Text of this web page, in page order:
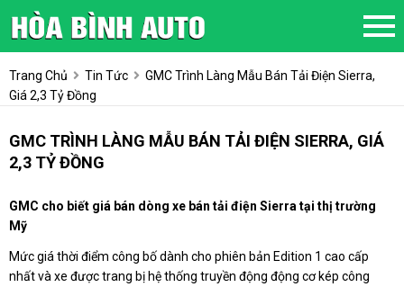
Trang Chủ Tin Tức
GMC Trình Làng Mẫu Bán Tải Điện Sierra,
Giá 2,3 Tỷ Đồng
GMC TRÌNH LÀNG MẪU BÁN TẢI ĐIỆN SIERRA, GIÁ
2,3 TỶ ĐỒNG
GMC cho biết giá bán dòng xe bán tải điện Sierra tại thị trường
Mỹ
Mức giá thời điểm công bố dành cho phiên bản Edition 1 cao cấp
nhất và xe được trang bị hệ thống truyền động động cơ kép công